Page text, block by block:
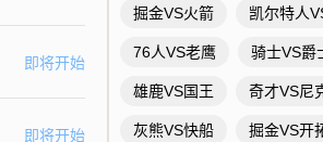
即将开始
即将开始
掘金VS火箭 凯尔特人
76人VS老鹰 骑士VS爵
雄鹿VS国王 奇才VS尼
灰熊VS快船 掘金VS开